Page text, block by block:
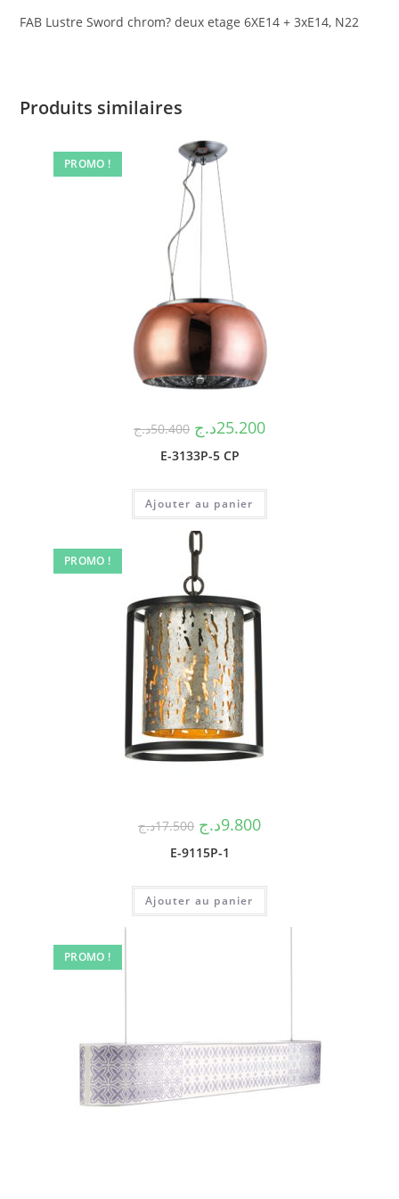
FAB Lustre Sword chrom? deux etage 6XE14 + 3xE14, N22
Produits similaires
PROMO !
50.400د.ج 25.200د.ج
E-3133P-5 CP
Ajouter au panier
PROMO !
17.500د.ج 9.800د.ج
E-9115P-1
Ajouter au panier
PROMO !